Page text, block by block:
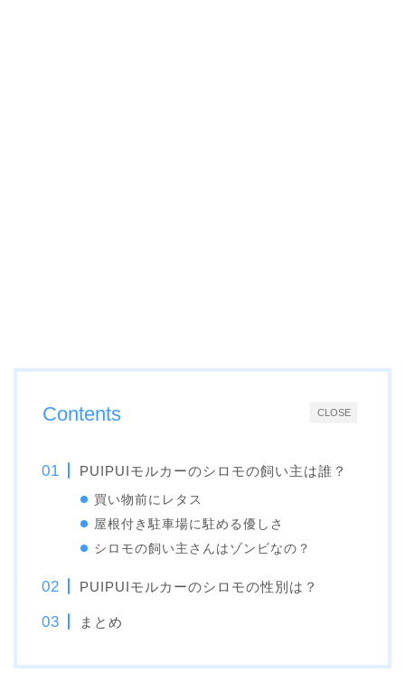
CLOSE
Contents
PUIPUIモルカーのシロモの飼い主は誰？
買い物前にレタス
屋根付き駐車場に駐める優しさ
シロモの飼い主さんはゾンビなの？
PUIPUIモルカーのシロモの性別は？
まとめ